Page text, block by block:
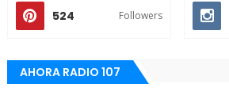
524 Followers
AHORA RADIO 107